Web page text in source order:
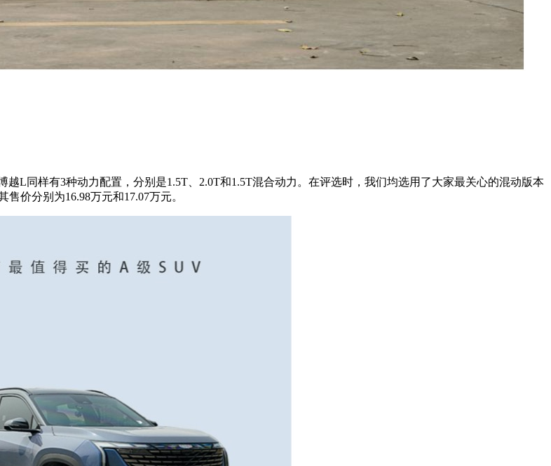
L同样有3种动力配置，分别是1.5T、2.0T和1.5T混合动力。在评选时，我们均选用了大家最关心的混动版本
价分别为16.98万元和17.07万元。